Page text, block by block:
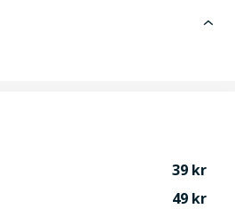
39
49